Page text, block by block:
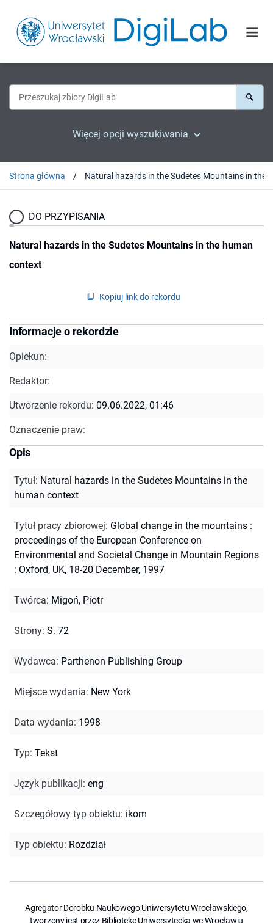
Więcej opcji wyszukiwania
Strona główna
DO PRZYPISANIA
Natural hazards in the Sudetes Mountains in the human
context
Kopiuj link do rekordu
Informacje o rekordzie
Opiekun:
Redaktor:
Utworzenie rekordu: 09.06.2022, 01:46
Oznaczenie praw:
Opis
Tytuł: Natural hazards in the Sudetes Mountains in the
human context
Tytuł pracy zbiorowej: Global change in the mountains :
proceedings of the European Conference on
Environmental and Societal Change in Mountain Regions
: Oxford, UK, 18-20 December, 1997
Twórca: Migoń, Piotr
Strony: S. 72
Wydawca: Parthenon Publishing Group
Miejsce wydania: New York
Data wydania: 1998
Typ: Tekst
Język publikacji: eng
Szczegółowy typ obiektu: ikom
Typ obiektu: Rozdział
Agregator Dorobku Naukowego Uniwersytetu Wrocławskiego,
tworzony jest przez Bibliotekę Uniwersytecką we Wrocławiu